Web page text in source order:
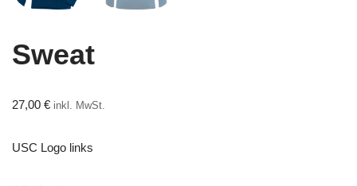
Sweat
27,00 € inkl. MwSt.
USC Logo links